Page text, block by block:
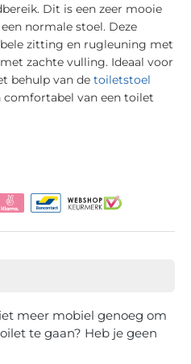
Dit is een zeer mooie
normale stoel. Deze
zitting en rugleuning met
zachte vulling. Ideaal voor
behulp van de toiletstoel
van een toilet
meer mobiel genoeg om
te gaan? Heb je geen